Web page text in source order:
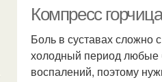
Компресс
Боль в суставах сложно
холодный период любые
воспалений, поэтому